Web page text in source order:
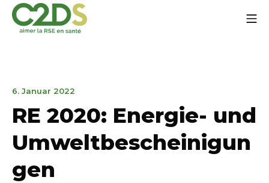
Zum
Inhalt
springen
6. Januar 2022
2022
RE 2020: Energie- und
Umweltbescheinigun
gen